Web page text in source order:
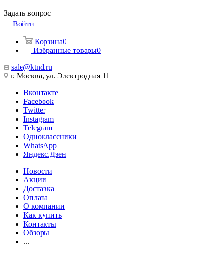
Задать вопрос
Войти
Корзина0
Избранные товары0
sale@ktnd.ru
г. Москва, ул. Электродная 11
Вконтакте
Facebook
Twitter
Instagram
Telegram
Одноклассники
WhatsApp
Яндекс.Дзен
Новости
Акции
Доставка
Оплата
О компании
Как купить
Контакты
Обзоры
...